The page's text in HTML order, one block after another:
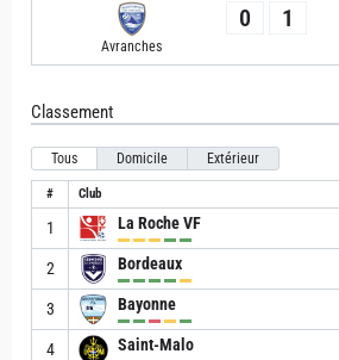
Avranches
0 1
Classement
Tous Domicile Extérieur
# Club
1 La Roche VF
2 Bordeaux
3 Bayonne
4 Saint-Malo